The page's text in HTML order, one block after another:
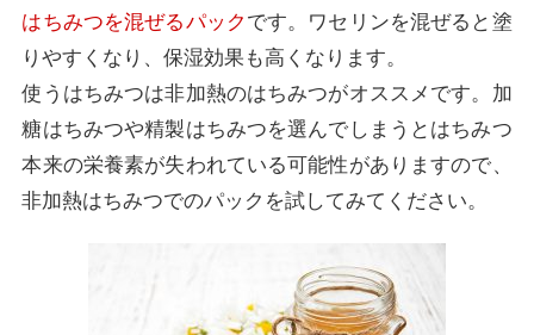
はちみつを混ぜるパック です。ワセリンを混ぜると塗
りやすくなり、保湿効果も高くなります。
使うはちみつは非加熱のはちみつがオススメです。加
糖はちみつや精製はちみつを選んでしまうとはちみつ
本来の栄養素が失われている可能性がありますので、
非加熱はちみつでのパックを試してみてください。